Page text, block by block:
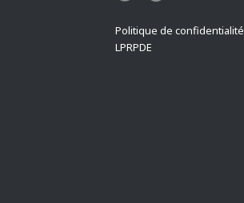
Politique de confidentialité
LPRPDE